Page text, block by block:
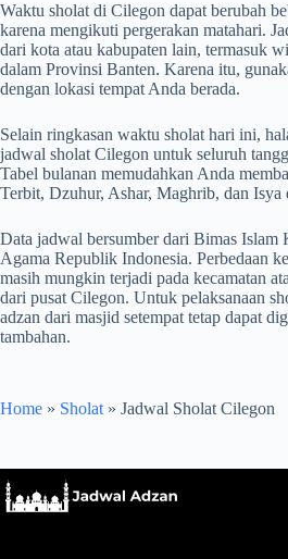
Waktu sholat di Cilegon dapat berubah
karena mengikuti pergerakan matahari.
dari kota atau kabupaten lain, termasuk
dalam Provinsi Banten. Karena itu,
dengan lokasi tempat Anda berada.
Selain ringkasan waktu sholat hari ini,
jadwal sholat Cilegon untuk seluruh
Tabel bulanan memudahkan Anda
Terbit, Dzuhur, Ashar, Maghrib, dan
Data jadwal bersumber dari Bimas Islam
Agama Republik Indonesia. Perbedaan
masih mungkin terjadi pada kecamatan
dari pusat Cilegon. Untuk pelaksanaan
adzan dari masjid setempat tetap dapat
tambahan.
Home » Sholat » Jadwal Sholat Cilegon